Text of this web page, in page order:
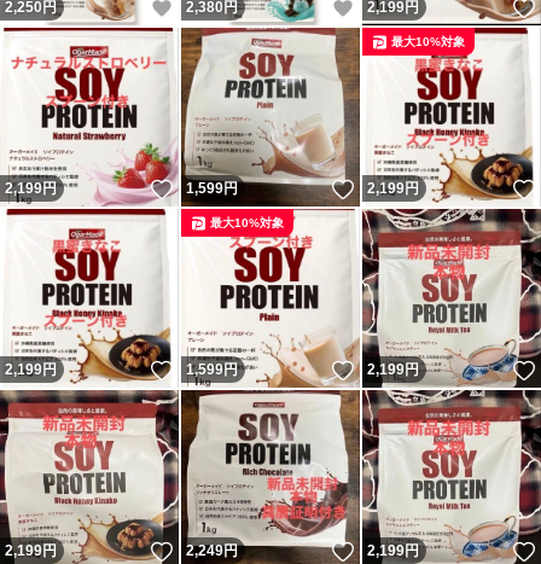
2,250 円 いいね！
2,380 円 いいね！
2,199円
2,199円 いいね！
1,599円 いいね！
2,199円
最大10%対象
2,199円 いいね！
1,599円 いいね！
最大10%対象
2,199円
2,199円 いいね！
2,249円 いいね！
2,199円